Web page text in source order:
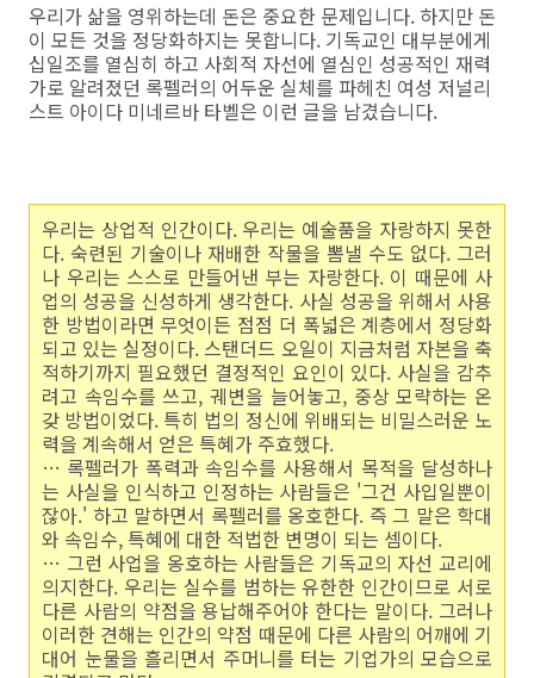
우리가 삶을 영위하는데 돈은 중요한 문제입니다. 하지만 돈
이 모든 것을 정당화하지는 못합니다. 기독교인 대부분에게
십일조를 열심히 하고 사회적 자선에 열심인 성공적인 재력
가로 알려졌던 록펠러의 어두운 실체를 파헤친 여성 저널리
스트 아이다 미네르바 타벨은 이런 글을 남겼습니다.
우리는 상업적 인간이다. 우리는 예술품을 자랑하지 못한
다. 숙련된 기술이나 재배한 작물을 뽐낼 수도 없다. 그러
나 우리는 스스로 만들어낸 부는 자랑한다. 이 때문에 사
업의 성공을 신성하게 생각한다. 사실 성공을 위해서 사용
한 방법이라면 무엇이든 점점 더 폭넓은 계층에서 정당화
되고 있는 실정이다. 스탠더드 오일이 지금처럼 자본을 축
적하기까지 필요했던 결정적인 요인이 있다. 사실을 감추
려고 속임수를 쓰고, 궤변을 늘어놓고, 중상 모략하는 온
갖 방법이었다. 특히 법의 정신에 위배되는 비밀스러운 노
력을 계속해서 얻은 특혜가 주효했다.
… 록펠러가 폭력과 속임수를 사용해서 목적을 달성하나
는 사실을 인식하고 인정하는 사람들은 '그건 사입일뿐이
잖아.' 하고 말하면서 록펠러를 옹호한다. 즉 그 말은 학대
와 속임수, 특혜에 대한 적법한 변명이 되는 셈이다.
… 그런 사업을 옹호하는 사람들은 기독교의 자선 교리에
의지한다. 우리는 실수를 범하는 유한한 인간이므로 서로
다른 사람의 약점을 용납해주어야 한다는 말이다. 그러나
이러한 견해는 인간의 약점 때문에 다른 사람의 어깨에 기
대어 눈물을 흘리면서 주머니를 터는 기업가의 모습으로